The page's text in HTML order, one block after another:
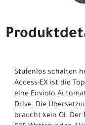
Stufenlos schalten
Access-EX ist die
eine Enviolo
Drive. Die
braucht kein Öl.